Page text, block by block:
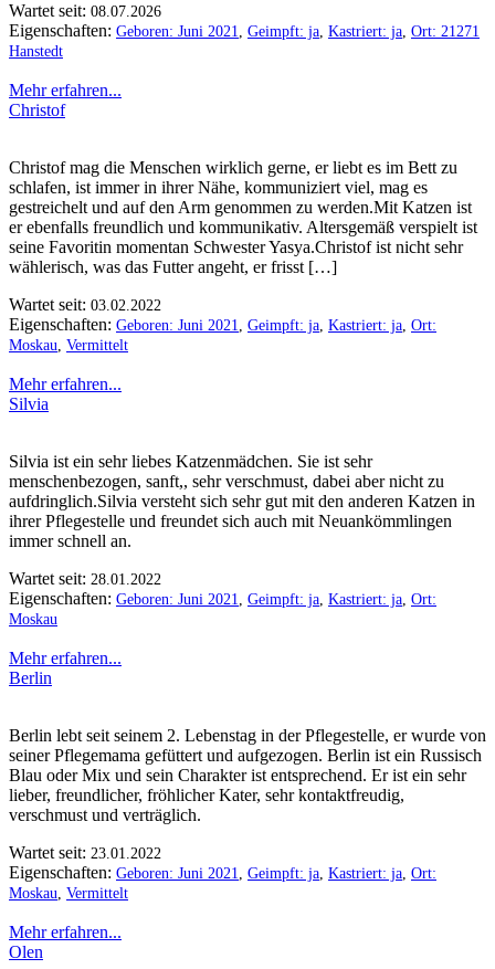
Wartet seit: 08.07.2026
Eigenschaften: Geboren: Juni 2021 Geimpft: ja Kastriert: ja Ort: 21271
Hanstedt
Mehr erfahren...
Christof
Christof mag die Menschen wirklich gerne, er liebt es im Bett zu
schlafen, ist immer in ihrer Nähe, kommuniziert viel, mag es
gestreichelt und auf den Arm genommen zu werden.Mit Katzen ist
er ebenfalls freundlich und kommunikativ. Altersgemäß verspielt ist
seine Favoritin momentan Schwester Yasya.Christof ist nicht sehr
wählerisch, was das Futter angeht, er frisst […]
Wartet seit: 03.02.2022
Eigenschaften: Geboren: Juni 2021 Geimpft: ja Kastriert: ja Ort:
Moskau Vermittelt
Mehr erfahren...
Silvia
Silvia ist ein sehr liebes Katzenmädchen. Sie ist sehr
menschenbezogen, sanft,, sehr verschmust, dabei aber nicht zu
aufdringlich.Silvia versteht sich sehr gut mit den anderen Katzen in
ihrer Pflegestelle und freundet sich auch mit Neuankömmlingen
immer schnell an.
Wartet seit: 28.01.2022
Eigenschaften: Geboren: Juni 2021 Geimpft: ja Kastriert: ja Ort:
Moskau
Mehr erfahren...
Berlin
Berlin lebt seit seinem 2. Lebenstag in der Pflegestelle, er wurde von
seiner Pflegemama gefüttert und aufgezogen. Berlin ist ein Russisch
Blau oder Mix und sein Charakter ist entsprechend. Er ist ein sehr
lieber, freundlicher, fröhlicher Kater, sehr kontaktfreudig,
verschmust und verträglich.
Wartet seit: 23.01.2022
Eigenschaften: Geboren: Juni 2021 Geimpft: ja Kastriert: ja Ort:
Moskau Vermittelt
Mehr erfahren...
Olen